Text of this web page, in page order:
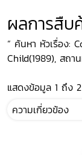
ผลการสืบ
“ ค้นหา หัวเรื่อง:
Child(1989), สถา
แสดงข้อมูล 1 ถึง